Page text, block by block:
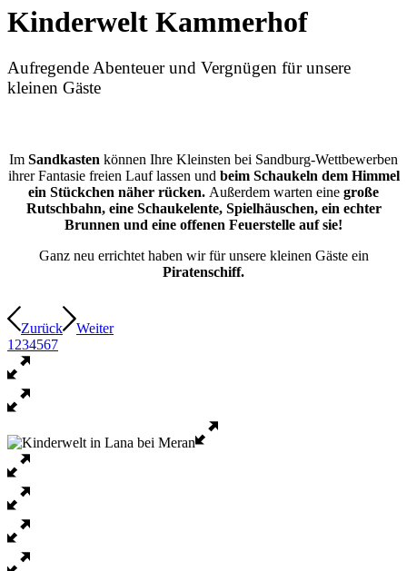
Kinderwelt Kammerhof
Aufregende Abenteuer und Vergnügen für unsere
kleinen Gäste
Im Sandkasten können Ihre Kleinsten bei Sandburg-Wettbewerben
ihrer Fantasie freien Lauf lassen und beim Schaukeln dem Himmel
ein Stückchen näher rücken. Außerdem warten eine große
Rutschbahn, eine Schaukelente, Spielhäuschen, ein echter
Brunnen und eine offenen Feuerstelle auf sie!
Ganz neu errichtet haben wir für unsere kleinen Gäste ein
Piratenschiff.
Zurück
Weiter
1 234567